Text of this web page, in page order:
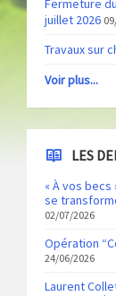
Fermeture
juillet 2026
Travaux sur
Voir plus...
LES
« À vos
se
02/07/2026
Opération
24/06/2026
Laurent